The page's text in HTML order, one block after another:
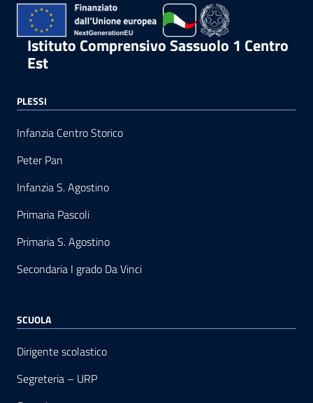
Istituto Comprensivo Sassuolo 1 Centro
Est
PLESSI
Infanzia Centro Storico
Peter Pan
Infanzia S. Agostino
Primaria Pascoli
Primaria S. Agostino
Secondaria I grado Da Vinci
SCUOLA
Dirigente scolastico
Segreteria – URP